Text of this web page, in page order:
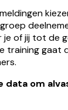
of jij tot de
training gaat
data om